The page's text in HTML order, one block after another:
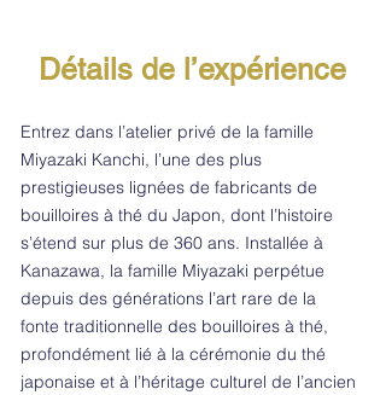
Détails de l’expérience
Entrez dans l’atelier privé de la famille
Miyazaki Kanchi, l’une des plus
prestigieuses lignées de fabricants de
bouilloires à thé du Japon, dont l’histoire
s’étend sur plus de 360 ans. Installée à
Kanazawa, la famille Miyazaki perpétue
depuis des générations l’art rare de la
fonte traditionnelle des bouilloires à thé,
profondément lié à la cérémonie du thé
japonaise et à l’héritage culturel de l’ancien